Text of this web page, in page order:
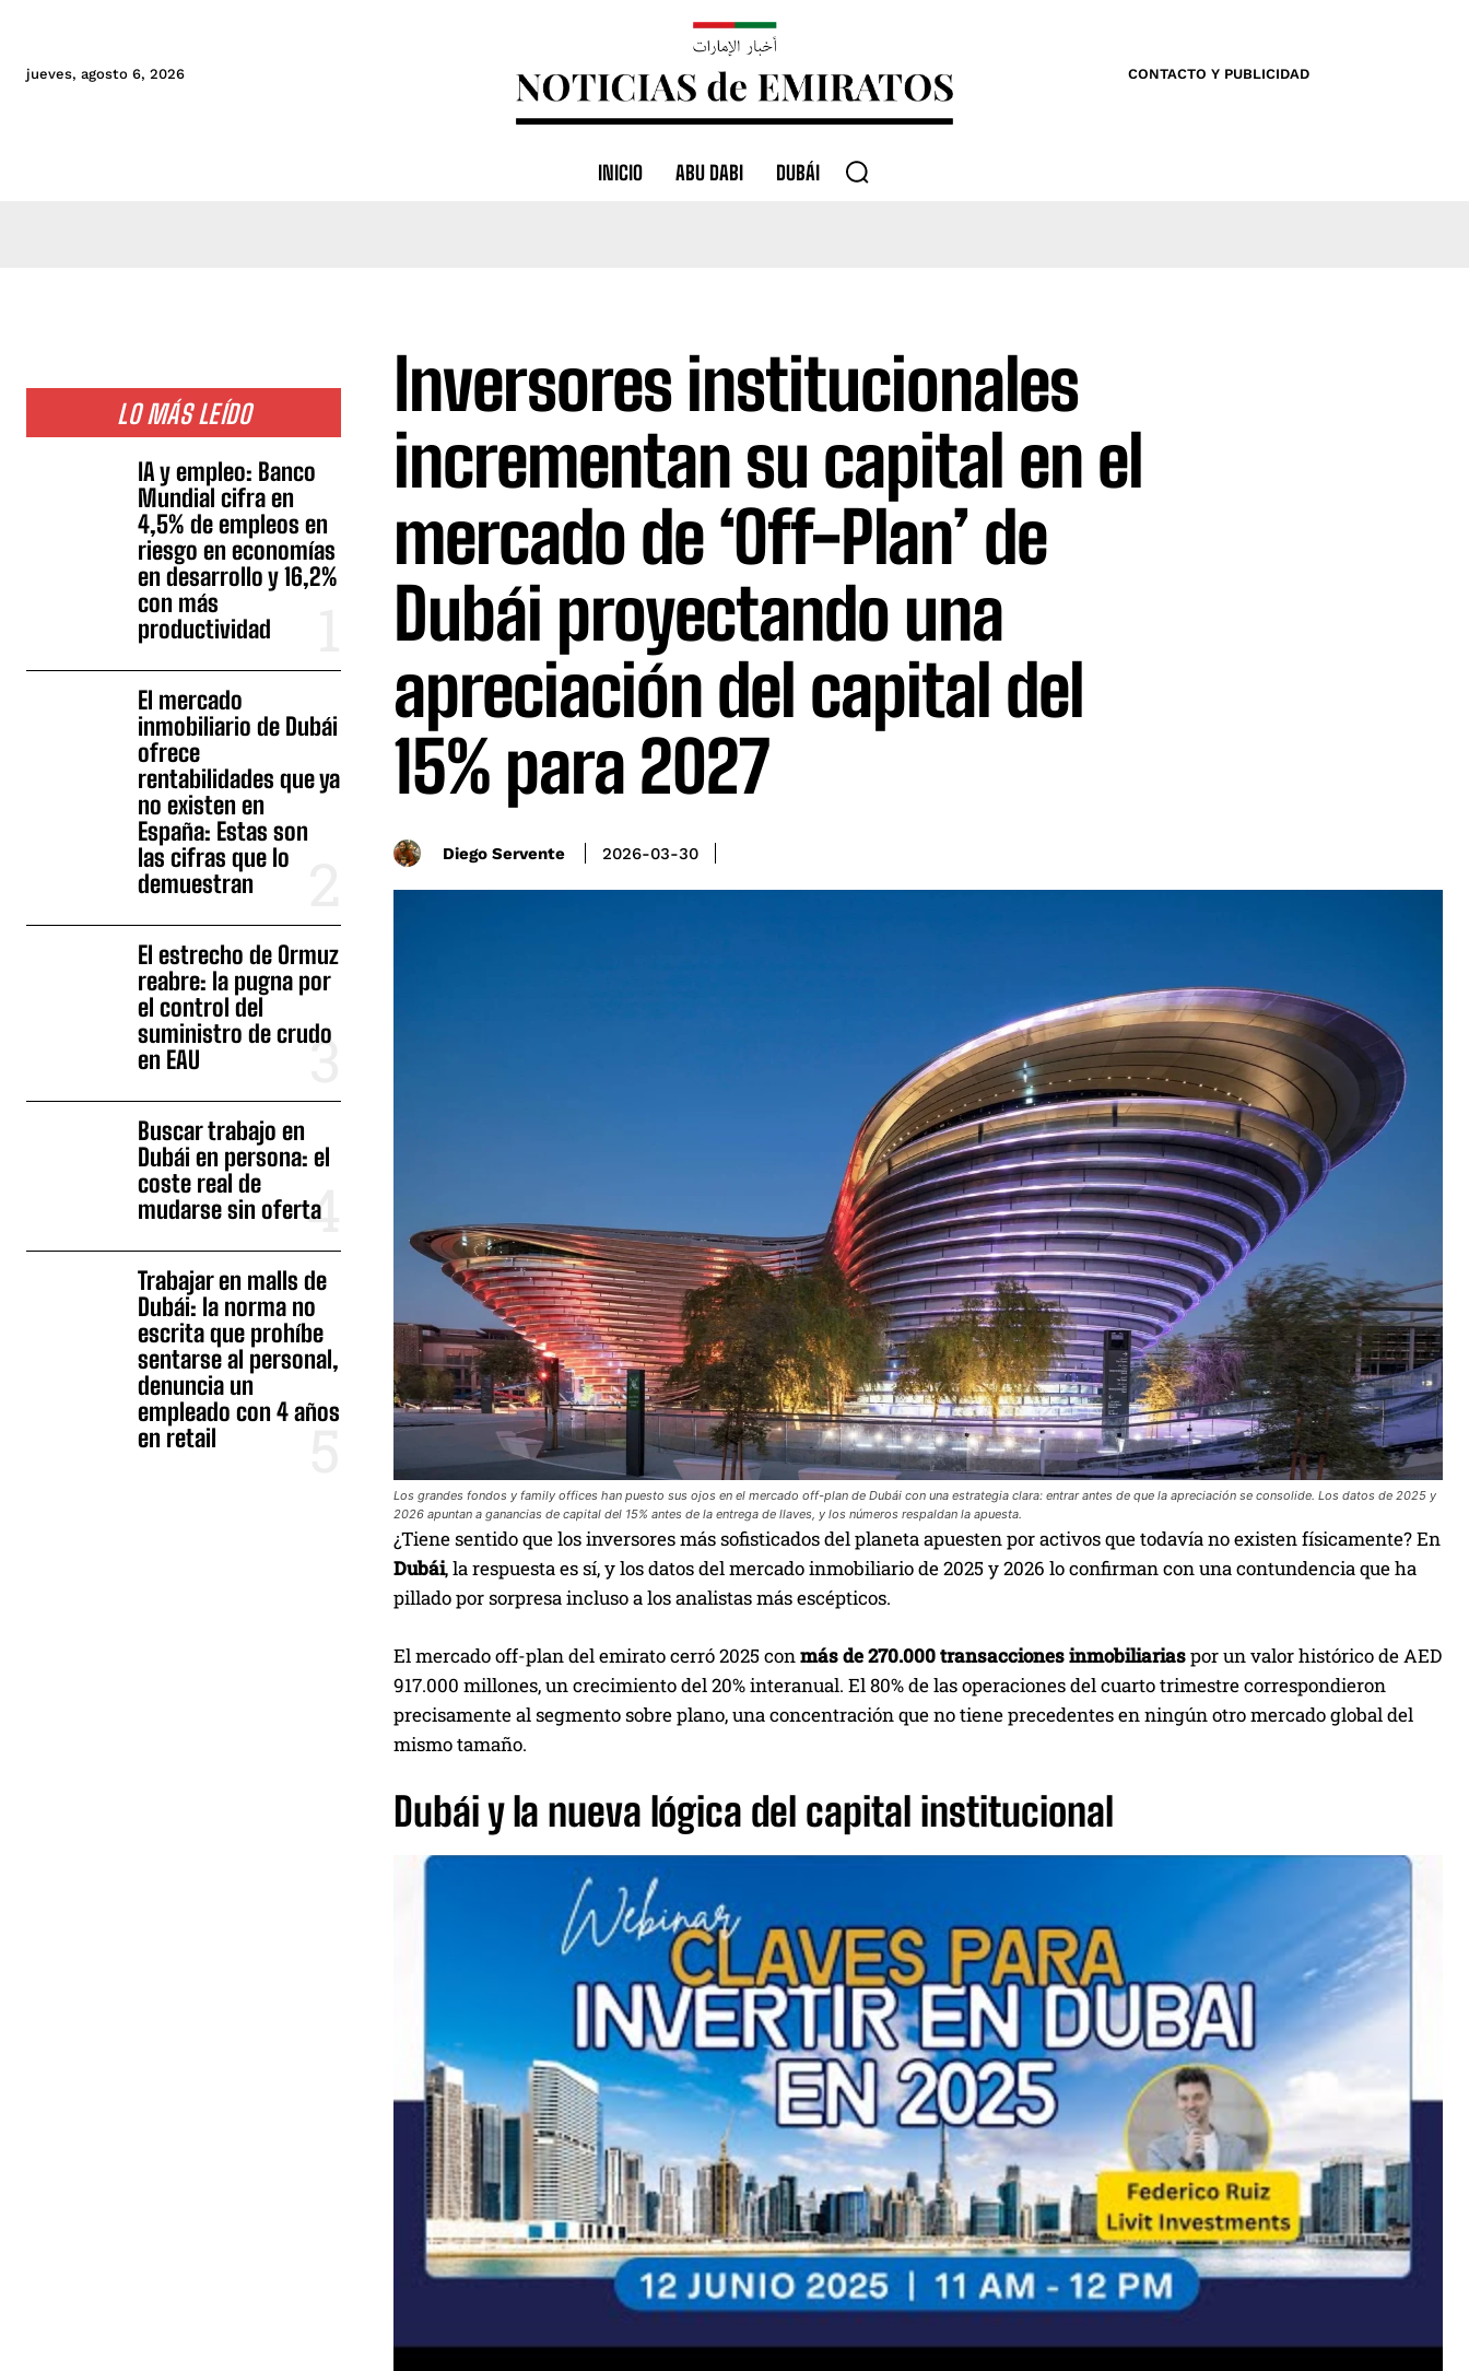
jueves, agosto 6, 2026 CONTACTO Y PUBLICIDAD
INICIO ABU DABI DUBÁI
LO MÁS LEÍDO
IA y empleo: Banco
Mundial cifra en
4,5% de empleos en
riesgo en economías
en desarrollo y 16,2%
con más
productividad
El mercado
inmobiliario de Dubái
ofrece
rentabilidades que ya
no existen en
España: Estas son
las cifras que lo
demuestran
El estrecho de Ormuz
reabre: la pugna por
el control del
suministro de crudo
en EAU
Buscar trabajo en
Dubái en persona: el
coste real de
mudarse sin oferta
Trabajar en malls de
Dubái: la norma no
escrita que prohíbe
sentarse al personal,
denuncia un
empleado con 4 años
en retail
Inversores institucionales
incrementan su capital en el
mercado de ‘Off-Plan’ de
Dubái proyectando una
apreciación del capital del
15% para 2027
Diego Servente 2026-03-30
Los grandes fondos y family offices han puesto sus ojos en el mercado off-plan de Dubái con una estrategia clara: entrar antes de que la apreciación se consolide. Los datos de 2025 y
2026 apuntan a ganancias de capital del 15% antes de la entrega de llaves, y los números respaldan la apuesta.
¿Tiene sentido que los inversores más sofisticados del planeta apuesten por activos que todavía no existen físicamente? En
Dubái, la respuesta es sí, y los datos del mercado inmobiliario de 2025 y 2026 lo confirman con una contundencia que ha
pillado por sorpresa incluso a los analistas más escépticos.
El mercado off-plan del emirato cerró 2025 conmás de 270.000 transacciones inmobiliariaspor un valor histórico de AED
917.000 millones, un crecimiento del 20% interanual. El 80% de las operaciones del cuarto trimestre correspondieron
precisamente al segmento sobre plano, una concentración que no tiene precedentes en ningún otro mercado global del
mismo tamaño.
Dubái y la nueva lógica del capital institucional